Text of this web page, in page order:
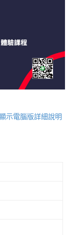
示電腦版詳細說明